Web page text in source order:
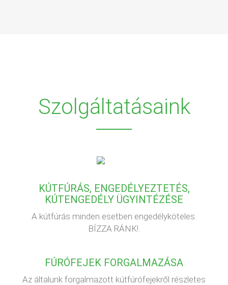
Szolgáltatásaink
KÚTFÚRÁS, ENGEDÉLYEZTETÉS,
KÚTENGEDÉLY ÜGYINTÉZÉSE
A kútfúrás minden esetben engedélyköteles.
BÍZZA RÁNK!.
FÚRÓFEJEK FORGALMAZÁSA
Az általunk forgalmazott kútfúrófejekről részletes